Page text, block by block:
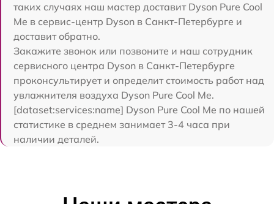
таких случаях наш мастер доставит Dyson Pure Cool
Me в сервис-центр Dyson в Санкт-Петербурге и
доставит обратно.
Закажите звонок или позвоните и наш сотрудник
сервисного центра Dyson в Санкт-Петербурге
проконсультирует и определит стоимость работ над
увлажнителя воздуха Dyson Pure Cool Me.
[dataset:services:name] Dyson Pure Cool Me по нашей
статистике в среднем занимает 3-4 часа при
наличии деталей.